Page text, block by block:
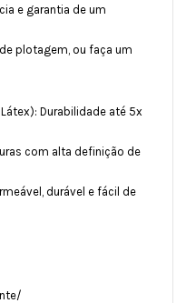
e garantia de um
plotagem, ou faça um
Durabilidade até 5x
com alta definição de
durável e fácil de